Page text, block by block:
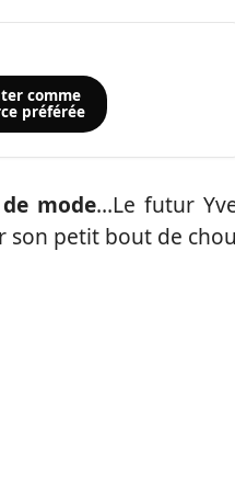
comme
préférée
mode…Le futur
son petit bout de